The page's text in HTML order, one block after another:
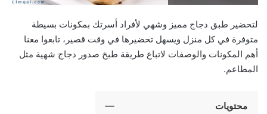
لتحضير طبق دجاج مميز وشهي لأفراد أسرتك بمكونات بسيطة
متوفرة في كل منزل ويسهل تحضيرها في وقت قصير، تابعوا معنا
أهم المكونات والوصفات لاتباع طريقة طبخ صدور دجاج شهية مثل
المطاعم.
محتويات